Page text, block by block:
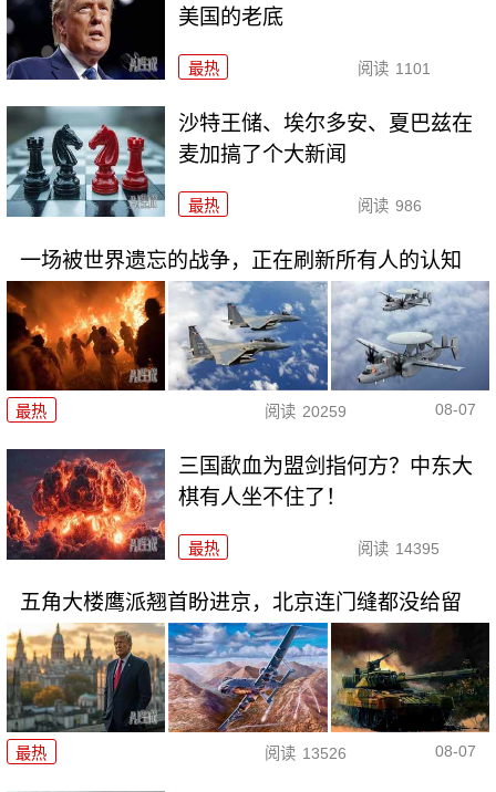
美国的老底
最热 阅读 1101
沙特王储、埃尔多安、夏巴兹在
麦加搞了个大新闻
最热 阅读 986
一场被世界遗忘的战争，正在刷新所有人的认知
最热 阅读 20259 08-07
三国歃血为盟剑指何方？中东大
棋有人坐不住了！
最热 阅读 14395
五角大楼鹰派翘首盼进京，北京连门缝都没给留
最热 阅读 13526 08-07